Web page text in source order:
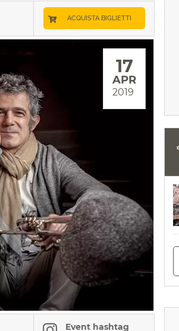
ACQUISTA BIGLIETTI
17
APR
2019
Event hashtag